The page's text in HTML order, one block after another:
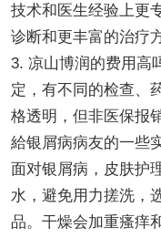
技术和医生经验上更
诊断和更丰富的治疗
3. 凉山博润的费用高
定，有不同的检查、
格透明，但非医保报
給银屑病病友的一些
面对银屑病，皮肤护
水，避免用力搓洗，
品。干燥会加重瘙痒